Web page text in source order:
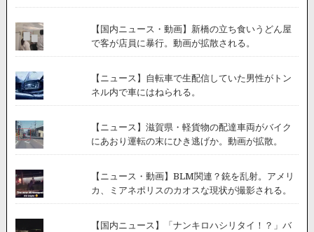
【国内ニュース・動画】新橋の立ち食いうどん屋
で客が店員に暴行。動画が拡散される。
【ニュース】自転車で生配信していた男性がトン
ネル内で車にはねられる。
【ニュース】滋賀県・軽貨物の配達車両がバイク
にあおり運転の末にひき逃げか。動画が拡散。
【ニュース・動画】BLM関連？銃を乱射。アメリ
カ、ミアネポリスのカオスな現状が撮影される。
【国内ニュース】「ナンキロハシリタイ！？」バ